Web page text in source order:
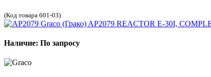
(Код товара 601-03)
Наличие: По запросу